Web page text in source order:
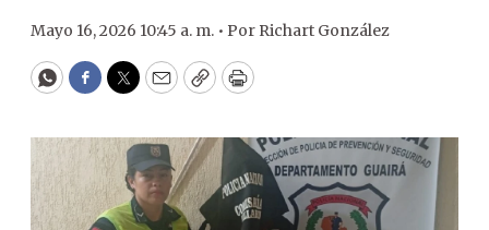
Mayo 16, 2026 10:45 a. m. • Por Richart González
WhatsApp
Facebook
Twitter
EmailCopyPrint